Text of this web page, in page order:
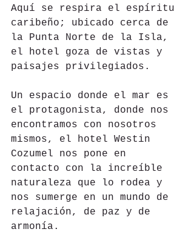
Aquí se respira el espíritu
caribeño; ubicado cerca de
la Punta Norte de la Isla,
el hotel goza de vistas y
paisajes privilegiados.
Un espacio donde el mar es
el protagonista, donde nos
encontramos con nosotros
mismos, el hotel Westin
Cozumel nos pone en
contacto con la increíble
naturaleza que lo rodea y
nos sumerge en un mundo de
relajación, de paz y de
armonía.